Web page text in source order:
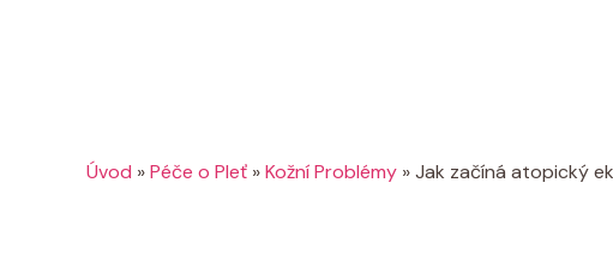
Úvod »Péče o Pleť »Kožní Problémy »Jak začíná atopický